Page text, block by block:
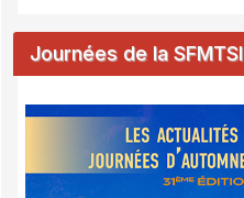
Journées de la SFMTSI